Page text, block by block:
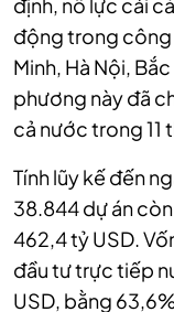
động trong công
Minh, Hà Nội,
phương này đã
cả nước trong 11
Tính lũy kế đến
38.844 dự án
462,4 tỷ USD.
đầu tư trực tiếp
USD, bằng